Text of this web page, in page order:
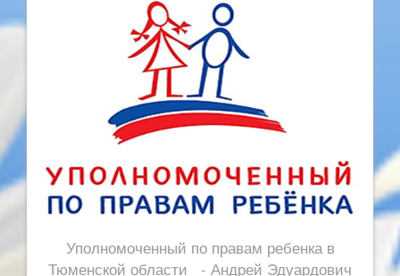
Уполномоченный по правам ребенка в
Тюменской области - Андрей Эдуардович